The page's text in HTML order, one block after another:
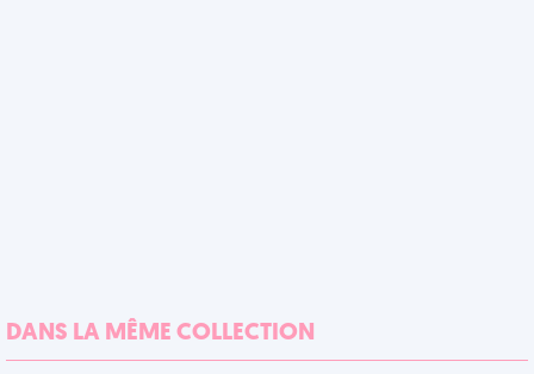
DANS LA MÊME COLLECTION